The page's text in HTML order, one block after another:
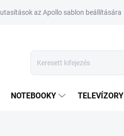
utasítások az Apollo sablon beállítására
NOTEBOOKY TELEVÍZORY